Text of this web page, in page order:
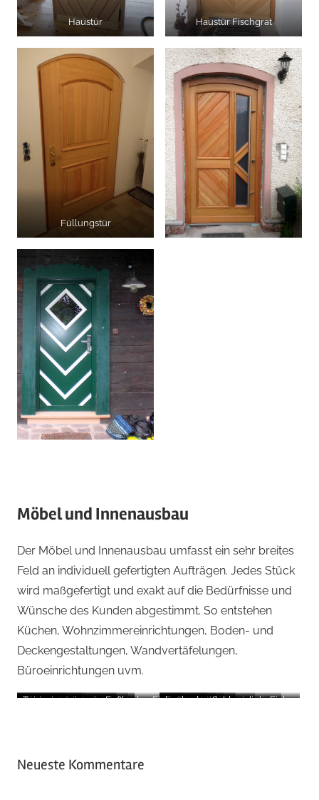
Haustür Haustür Fischgrat
Füllungstür
Möbel und Innenausbau
Der Möbel und Innenausbau umfasst ein sehr breites
Feld an individuell gefertigten Aufträgen. Jedes Stück
wird maßgefertigt und exakt auf die Bedürfnisse und
Wünsche des Kunden abgestimmt. So entstehen
Küchen, Wohnzimmereinrichtungen, Boden- und
Deckengestaltungen, Wandvertäfelungen,
Büroeinrichtungen uvm.
Eckbank Doppelbett in Zirbe
Küche mit Kochinsel Sideboard
Antikmöbel Restauriert Wohnzimmer-Essbereich
Einbauküche Kredenz
Sitzgruppe, Landhausstil Einbauschrank
Einbauschrank, Asteiche Kasettendecke
Zauberstuhl Zauberstuhl
Zählerkastenverbau Fußboden Schlossdiele Eiche
Treppensanierung Fußboden Eiche
Neueste Kommentare